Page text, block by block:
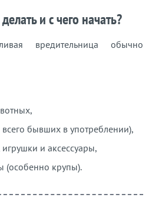
и с чего начать?
вредительница обычно
бывших в употреблении),
и аксессуары,
(особенно крупы).